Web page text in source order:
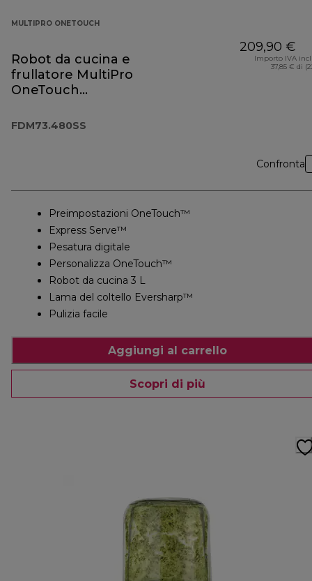
MULTIPRO ONETOUCH
Robot da cucina e
frullatore MultiPro
OneTouch
FDM73.480SS
209,90 €
Importo IVA
37,85 € di
Confronta
Preimpostazioni OneTouch™
Express Serve™
Pesatura digitale
Personalizza OneTouch™
Robot da cucina 3 L
Lama del coltello Eversharp™
Pulizia facile
Aggiungi al carrello
Scopri di più